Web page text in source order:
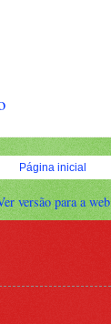
Página inicial
versão para a web